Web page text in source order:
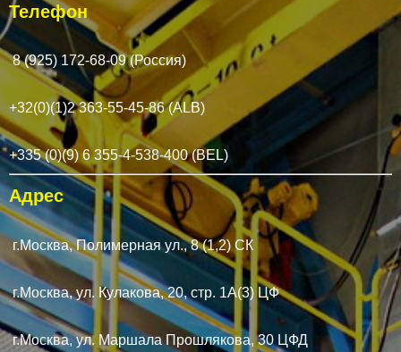
Телефон
8 (925) 172-68-09 (Россия)
+32(0)(1)2 363-55-45-86 (ALB)
+335 (0)(9) 6 355-4-538-400 (BEL)
Адрес
г.Москва, Полимерная ул., 8 (1,2) СК
г.Москва, ул. Кулакова, 20, стр. 1А(3) ЦФ
г.Москва, ул. Маршала Прошлякова, 30 ЦФД